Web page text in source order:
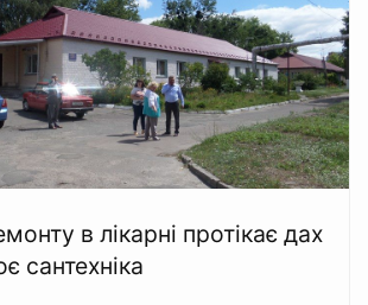
в лікарні протікає дах
сантехніка